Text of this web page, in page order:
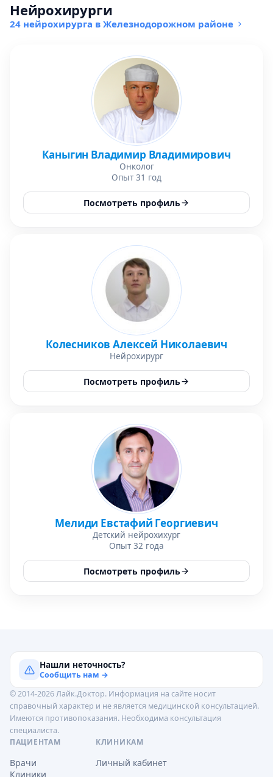
Нейрохирурги
24 нейрохирурга в Железнодорожном районе
Каныгин Владимир Владимирович
Онколог
Опыт 31 год
Посмотреть профиль
Колесников Алексей Николаевич
Нейрохирург
Посмотреть профиль
Мелиди Евстафий Георгиевич
Детский нейрохихург
Опыт 32 года
Посмотреть профиль
Нашли неточность?
Сообщить нам →
© 2014-2026 Лайк.Доктор. Информация на сайте носит
справочный характер и не является медицинской консультацией.
Имеются противопоказания. Необходима консультация
специалиста.
ПАЦИЕНТАМ
Врачи
Клиники
КЛИНИКАМ
Личный кабинет